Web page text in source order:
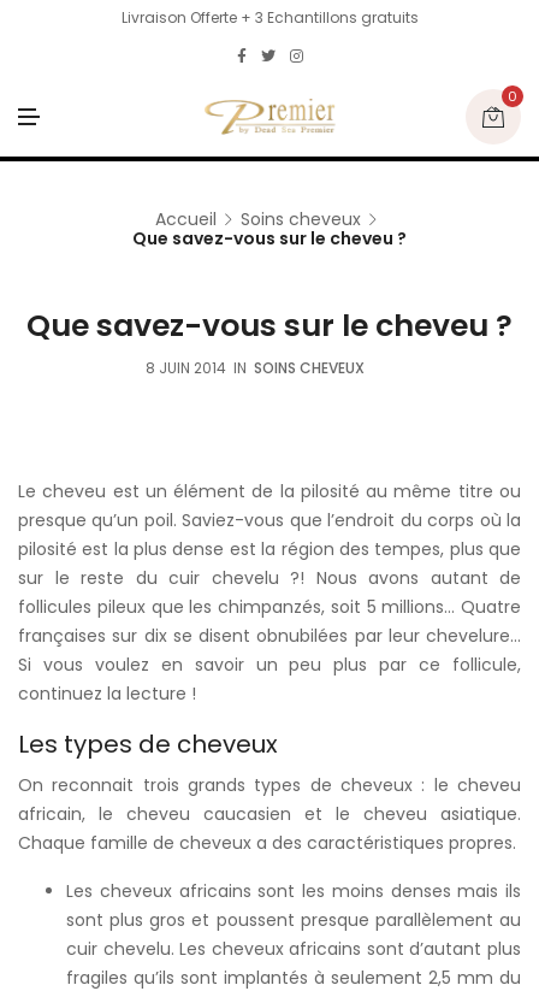
Livraison Offerte + 3 Echantillons gratuits
N
U
0
Accueil
Soins cheveux
Que savez-vous sur le cheveu ?
Que savez-vous sur le cheveu ?
8 JUIN 2014 IN SOINS CHEVEUX
Le cheveu est un élément de la pilosité au même titre ou
presque qu’un poil. Saviez-vous que l’endroit du corps où la
pilosité est la plus dense est la région des tempes, plus que
sur le reste du cuir chevelu ?! Nous avons autant de
follicules pileux que les chimpanzés, soit 5 millions… Quatre
françaises sur dix se disent obnubilées par leur chevelure…
Si vous voulez en savoir un peu plus par ce follicule,
continuez la lecture !
Les types de cheveux
On reconnait trois grands types de cheveux : le cheveu
africain, le cheveu caucasien et le cheveu asiatique.
Chaque famille de cheveux a des caractéristiques propres.
Les cheveux africains sont les moins denses mais ils
sont plus gros et poussent presque parallèlement au
cuir chevelu. Les cheveux africains sont d’autant plus
fragiles qu’ils sont implantés à seulement 2,5 mm du